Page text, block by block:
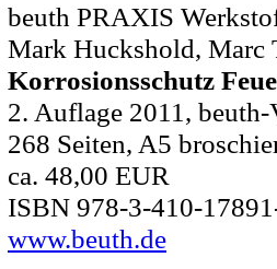
beuth PRAXIS
Mark Huckshold, Marc
Korrosionsschutz
2. Auflage 2011, beuth-
268 Seiten, A5
ca. 48,00 EUR
ISBN 978-3-410-
www.beuth.de